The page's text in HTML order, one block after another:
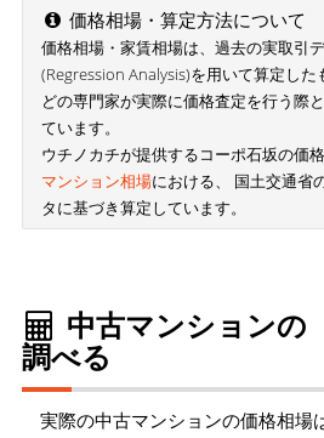
価格相場・算定方法について
価格相場・家賃相場は、過去の実取引
(Regression Analysis)を用いて算定し
どの専門家が実際に価格査定を行う際
ています。
ウチノカチが提供するコーポ石坂の価
マンション相場における、 国土交通省
タに基づき算定しています。
中古マンションの
調べる
実際の中古マンションの価格相場